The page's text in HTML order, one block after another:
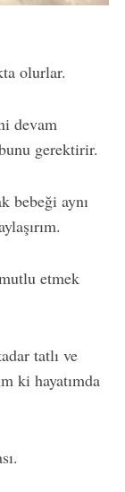
olurlar.
devam
gerektirir.
bebeği aynı
etmek
tatlı ve
ki hayatımda